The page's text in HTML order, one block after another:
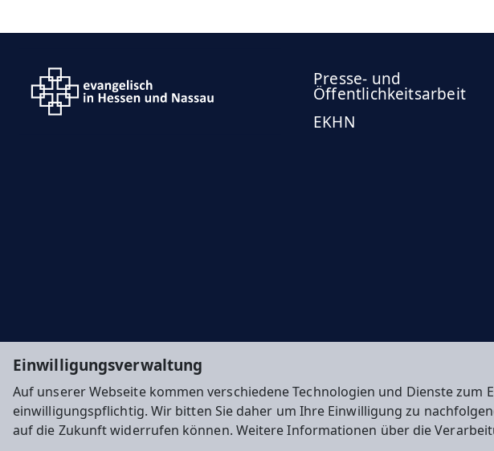
Einwilligungsverwaltung
Auf unserer Webseite kommen verschiedene Technologien und Dienste zum
einwilligungspflichtig. Wir bitten Sie daher um Ihre Einwilligung zu
auf die Zukunft widerrufen können. Weitere Informationen über die
Presse- und
Öffentlichkeitsarbeit
EKHN